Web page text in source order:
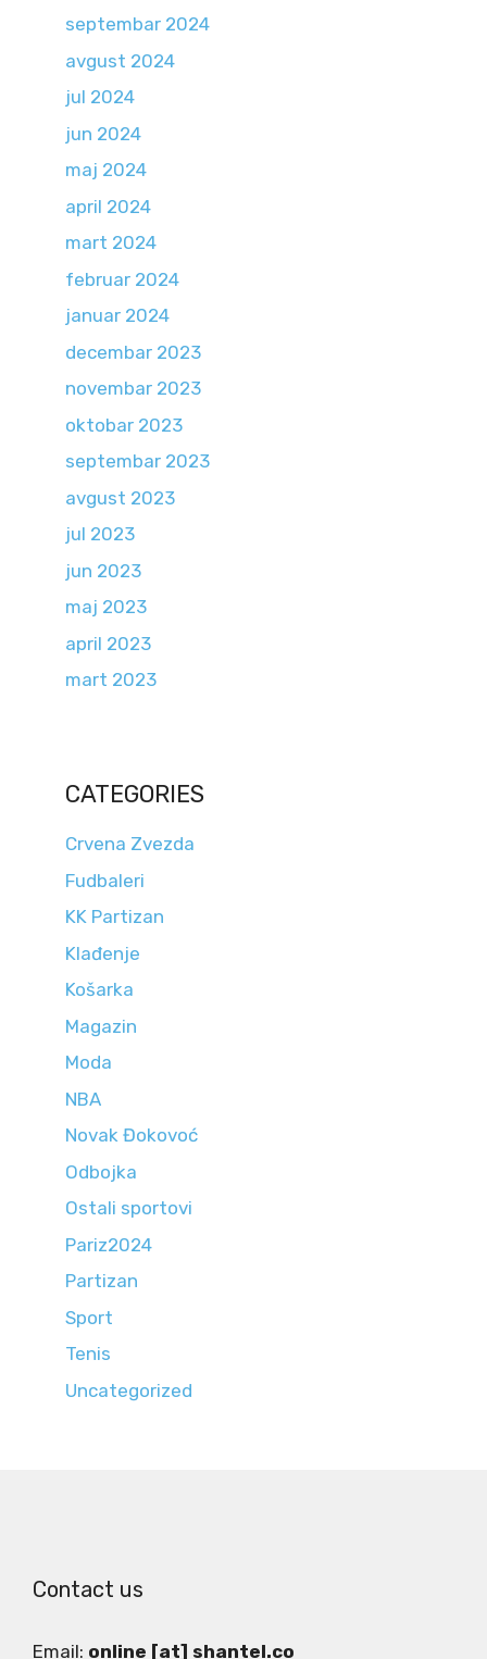
septembar 2024
avgust 2024
jul 2024
jun 2024
maj 2024
april 2024
mart 2024
februar 2024
januar 2024
decembar 2023
novembar 2023
oktobar 2023
septembar 2023
avgust 2023
jul 2023
jun 2023
maj 2023
april 2023
mart 2023
CATEGORIES
Crvena Zvezda
Fudbaleri
KK Partizan
Klađenje
Košarka
Magazin
Moda
NBA
Novak Đokovoć
Odbojka
Ostali sportovi
Pariz2024
Partizan
Sport
Tenis
Uncategorized
Contact us
Email: online [at] shantel.co